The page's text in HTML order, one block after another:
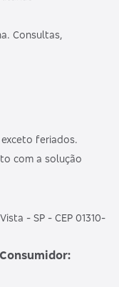
Consultas,
exceto feriados.
com a solução
- SP - CEP 01310-